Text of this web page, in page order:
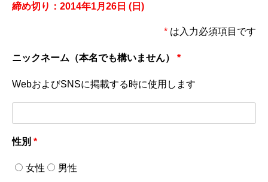
締め切り：2014年1月26日 (日)
* は入力必須項目です
ニックネーム（本名でも構いません） *
WebおよびSNSに掲載する時に使用します
性別 *
女性 男性